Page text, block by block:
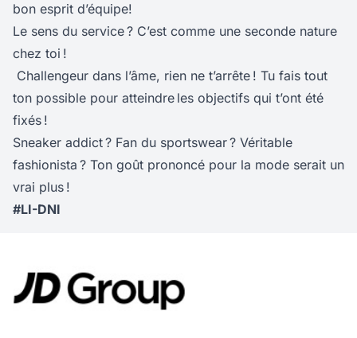
bon esprit d’équipe!
Le sens du service ? C’est comme une seconde nature
chez toi !
Challengeur dans l’âme, rien ne t’arrête ! Tu fais tout
ton possible pour atteindre les objectifs qui t’ont été
fixés !
Sneaker addict ? Fan du sportswear ? Véritable
fashionista ? Ton goût prononcé pour la mode serait un
vrai plus !
#LI-DNI